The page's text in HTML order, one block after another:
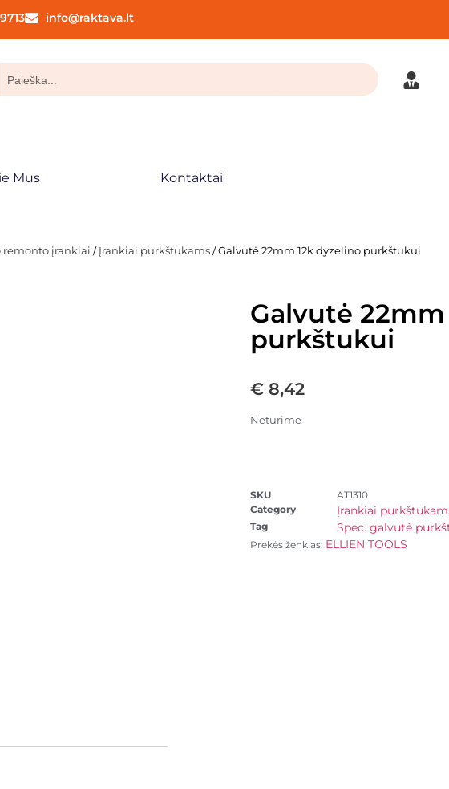
info@raktava.lt
Mus Kontaktai
remonto įrankiai /Įrankiai purkštukams/ Galvutė 22mm 12k dyzelino purkštukui
Galvutė
purkštukui
€ 8,42
Neturime
SKU
AT1310
Category
Įrankiai
Tag Spec. galvutė
Prekės ženklas: ELLIEN TOOLS